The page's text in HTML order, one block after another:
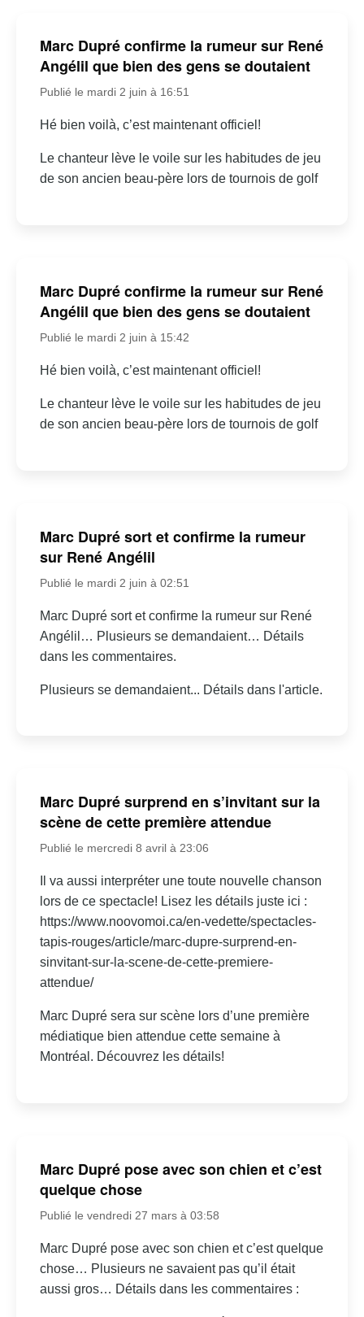
Marc Dupré confirme la rumeur sur René
Angélil que bien des gens se doutaient
Publié le mardi 2 juin à 16:51
Hé bien voilà, c’est maintenant officiel!
Le chanteur lève le voile sur les habitudes de jeu
de son ancien beau-père lors de tournois de golf
Marc Dupré confirme la rumeur sur René
Angélil que bien des gens se doutaient
Publié le mardi 2 juin à 15:42
Hé bien voilà, c’est maintenant officiel!
Le chanteur lève le voile sur les habitudes de jeu
de son ancien beau-père lors de tournois de golf
Marc Dupré sort et confirme la rumeur
sur René Angélil
Publié le mardi 2 juin à 02:51
Marc Dupré sort et confirme la rumeur sur René
Angélil… Plusieurs se demandaient… Détails
dans les commentaires.
Plusieurs se demandaient... Détails dans l'article.
Marc Dupré surprend en s’invitant sur la
scène de cette première attendue
Publié le mercredi 8 avril à 23:06
Il va aussi interpréter une toute nouvelle chanson
lors de ce spectacle! Lisez les détails juste ici :
https://www.noovomoi.ca/en-vedette/spectacles-
tapis-rouges/article/marc-dupre-surprend-en-
sinvitant-sur-la-scene-de-cette-premiere-
attendue/
Marc Dupré sera sur scène lors d’une première
médiatique bien attendue cette semaine à
Montréal. Découvrez les détails!
Marc Dupré pose avec son chien et c’est
quelque chose
Publié le vendredi 27 mars à 03:58
Marc Dupré pose avec son chien et c’est quelque
chose… Plusieurs ne savaient pas qu’il était
aussi gros… Détails dans les commentaires :